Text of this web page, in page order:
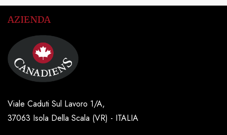
AZIENDA
Viale Caduti Sul Lavoro 1/A,
37063 Isola Della Scala (VR) - ITALIA